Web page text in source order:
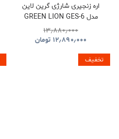
اره زنجیری شارژی گرین لاین
مدل GREEN LION GES-6
CORDLESS ELECTRIC
CHAINSAW
۱۳٫۸۸۰٫۰۰۰
۱۲٫۸۹۰٫۰۰۰ تومان
تخفیف